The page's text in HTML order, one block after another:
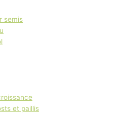
semis
et paillis